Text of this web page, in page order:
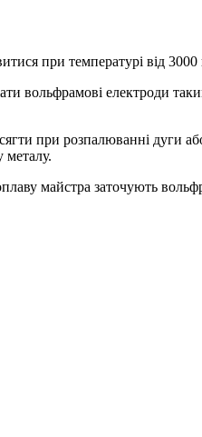
при температурі від 3000
вольфрамові електроди
при розпалюванні дуги
майстра заточують